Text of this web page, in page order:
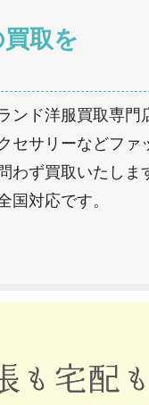
取を
ンド洋服買取専門
セサリーなどファ
わず買取いたしま
国対応です。